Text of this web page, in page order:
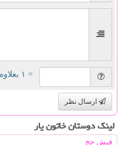
= ۱ بعلاوه ۳
ارسال نظر
لینک دوستان خاتون یار
فیش حج